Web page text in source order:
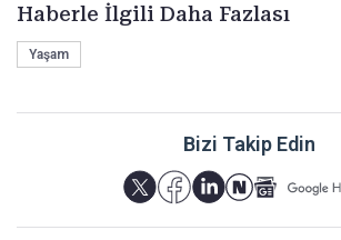
Haberle İlgili Daha Fazlası
Yaşam
Bizi Takip Edin